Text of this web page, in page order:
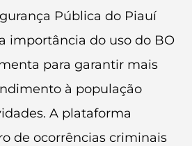
Pública do Piauí
importância do uso do BO
para garantir mais
à população
A plataforma
de ocorrências criminais